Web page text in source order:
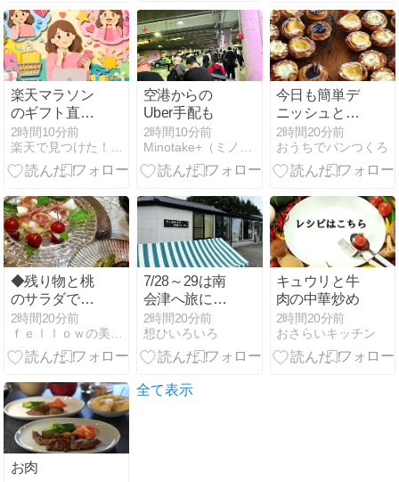
楽天マラソン
のギフト直送
で送り主の名
前表示に迷わ
ない安心ガイ
2時間10分前
空港からの
Uber手配も
2時間10分前
今日も簡単デ
ニッシュとじ
ゃがバターフ
ォカッチャの
レッスン
2時間20分前
おうちでパンつくろ
◆残り物と桃
のサラダでお
うちごはん♪
2時間20分前
7/28～29は南
会津へ旅に行
った。その６
2時間20分前
想ひいろいろ
キュウリと牛
肉の中華炒め
2時間20分前
おさらいキッチン
お肉
全て表示